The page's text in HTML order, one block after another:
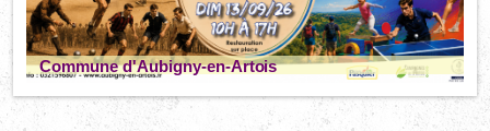
Commune d'Aubigny-en-Artois